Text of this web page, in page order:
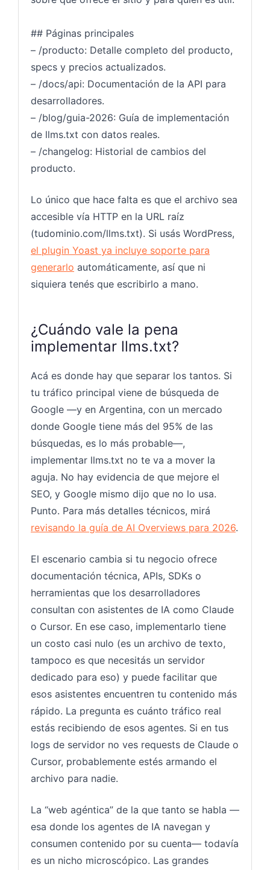
## Páginas principales
– /producto: Detalle completo del producto,
specs y precios actualizados.
– /docs/api: Documentación de la API para
desarrolladores.
– /blog/guia-2026: Guía de implementación
de llms.txt con datos reales.
– /changelog: Historial de cambios del
producto.
Lo único que hace falta es que el archivo sea
accesible vía HTTP en la URL raíz
(tudominio.com/llms.txt). Si usás WordPress,
el plugin Yoast ya incluye soporte para
generarlo automáticamente, así que ni
siquiera tenés que escribirlo a mano.
¿Cuándo vale la pena
implementar llms.txt?
Acá es donde hay que separar los tantos. Si
tu tráfico principal viene de búsqueda de
Google —y en Argentina, con un mercado
donde Google tiene más del 95% de las
búsquedas, es lo más probable—,
implementar llms.txt no te va a mover la
aguja. No hay evidencia de que mejore el
SEO, y Google mismo dijo que no lo usa.
Punto. Para más detalles técnicos, mirá
revisando la guía de AI Overviews para 2026.
El escenario cambia si tu negocio ofrece
documentación técnica, APIs, SDKs o
herramientas que los desarrolladores
consultan con asistentes de IA como Claude
o Cursor. En ese caso, implementarlo tiene
un costo casi nulo (es un archivo de texto,
tampoco es que necesitás un servidor
dedicado para eso) y puede facilitar que
esos asistentes encuentren tu contenido más
rápido. La pregunta es cuánto tráfico real
estás recibiendo de esos agentes. Si en tus
logs de servidor no ves requests de Claude o
Cursor, probablemente estés armando el
archivo para nadie.
La “web agéntica” de la que tanto se habla —
esa donde los agentes de IA navegan y
consumen contenido por su cuenta— todavía
es un nicho microscópico. Las grandes